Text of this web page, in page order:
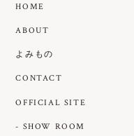
HOME
ABOUT
よみもの
CONTACT
OFFICIAL SITE
- SHOW ROOM